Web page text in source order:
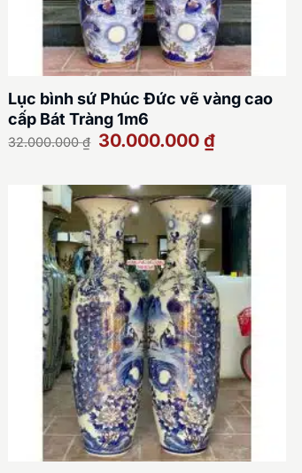
Lục bình sứ Phúc Đức vẽ vàng cao
cấp Bát Tràng 1m6
32.000.000₫ Giá
gốc
30.000.000 ₫Giá
hiện
30.000.000 ₫.